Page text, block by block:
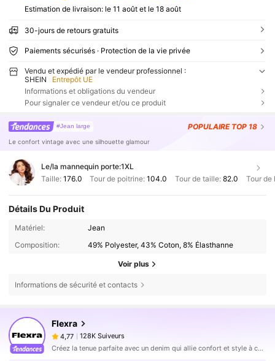
Estimation de livraison: le 11 août et le 18 août
30-jours de retours gratuits
Paiements sécurisés · Protection de la vie privée
Vendu et expédié par le vendeur professionnel :
SHEIN
Entrepôt UE
Informations et obligations du vendeur
Pour signaler ce vendeur et/ou ce produit
#Jean large POPULAIRE TOP 18
Le confort vintage avec une silhouette glamour
Le/la mannequin porte:1XL
Taille: 176.0 Tour de poitrine:104.0 Tour de taille: 82.0 Tour de
Détails Du Produit
Matériel:
Jean
Composition:
49% Polyester, 43% Coton, 8% Élasthanne
Voir plus
Informations de sécurité et contacts
Flexra
4,77
128K Suiveurs
m***uest en train de naviguer
4,77
128K Suiveurs Créez la tenue parfaite avec un denim qui allie confort et style à chaque instant.